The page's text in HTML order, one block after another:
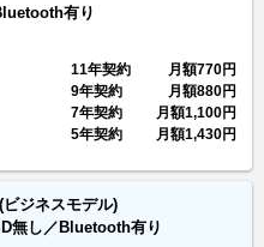
有り
11年契約 月額770円
9年契約
月額880円
7年契約
月額1,100円
5年契約
月額1,430円
ジネスモデル)
無し／Bluetooth有り